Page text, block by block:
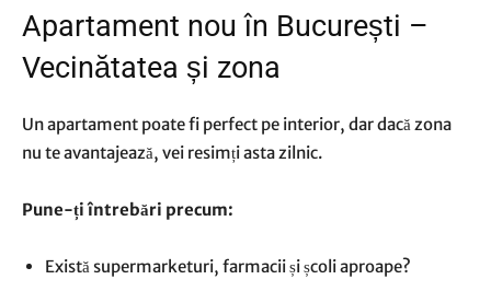
Apartament nou în București –
Vecinătatea și zona
Un apartament poate fi perfect pe interior, dar dacă zona
nu te avantajează, vei resimți asta zilnic.
Pune-ți întrebări precum:
Există supermarketuri, farmacii și școli aproape?